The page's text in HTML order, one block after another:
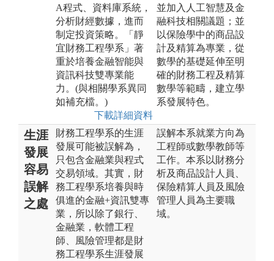
A程式、資料庫系統，
分析財經數據，進而
制定投資策略。「靜
宜財務工程學系」著
重於培養金融智能與
資訊科技雙專業能
力。(與相關學系異同
如補充檔。)
下載詳細資料
並加入人工智慧及金
融科技相關議題；並
以保險學中的商品設
計及精算為專業，從
數學的基礎延伸至明
確的財務工程及精算
數學等範疇，建立學
系發展特色。
生涯
發展
容易
誤解
之處
財務工程學系的生涯
發展可能被誤解為，
只包含金融業與程式
交易領域。其實，財
務工程學系培養與時
俱進的金融+資訊雙專
業，所以除了銀行、
金融業，軟體工程
師、風險管理都是財
務工程學系生涯發展
誤解本系就業方向為
工程師或數學教師等
工作。本系以財務分
析及商品設計人員、
保險精算人員及風險
管理人員為主要職
域。